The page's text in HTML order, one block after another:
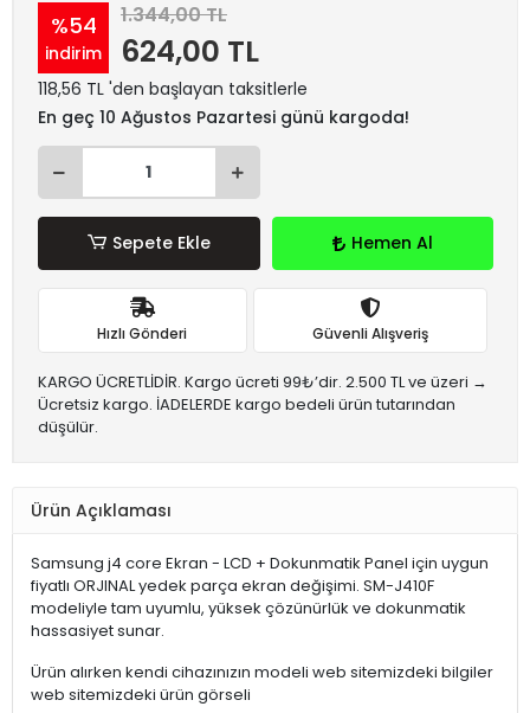
%54
indirim
1.344,00 TL
624,00 TL
118,56 TL 'den başlayan taksitlerle
En geç 10 Ağustos Pazartesi günü kargoda!
Sepete Ekle Hemen Al
Hızlı Gönderi Güvenli Alışveriş
KARGO ÜCRETLİDİR. Kargo ücreti 99₺’dir. 2.500 TL ve üzeri →
Ücretsiz kargo. İADELERDE kargo bedeli ürün tutarından
düşülür.
Ürün Açıklaması
Samsung j4 core Ekran - LCD + Dokunmatik Panel için uygun
fiyatlı ORJINAL yedek parça ekran değişimi. SM-J410F
modeliyle tam uyumlu, yüksek çözünürlük ve dokunmatik
hassasiyet sunar.
Ürün alırken kendi cihazınızın modeli web sitemizdeki bilgiler
web sitemizdeki ürün görseli